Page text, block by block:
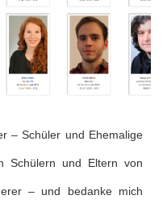
– Schüler und Ehemalige
Schülern und Eltern von
– und bedanke mich